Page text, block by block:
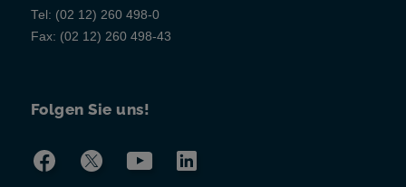
Tel: (02 12) 260 498-0
Fax: (02 12) 260 498-43
Folgen Sie uns!